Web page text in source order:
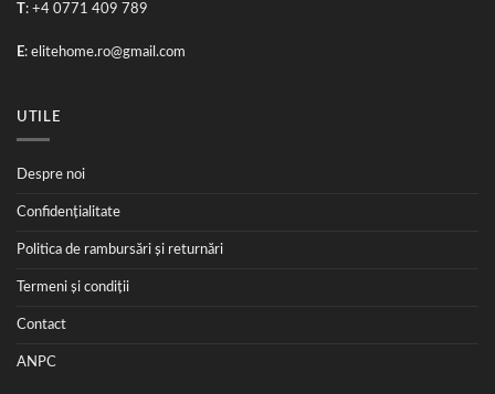
T: +4 0771 409 789
E: elitehome.ro@gmail.com
UTILE
Despre noi
Confidențialitate
Politica de rambursări și returnări
Termeni și condiții
Contact
ANPC